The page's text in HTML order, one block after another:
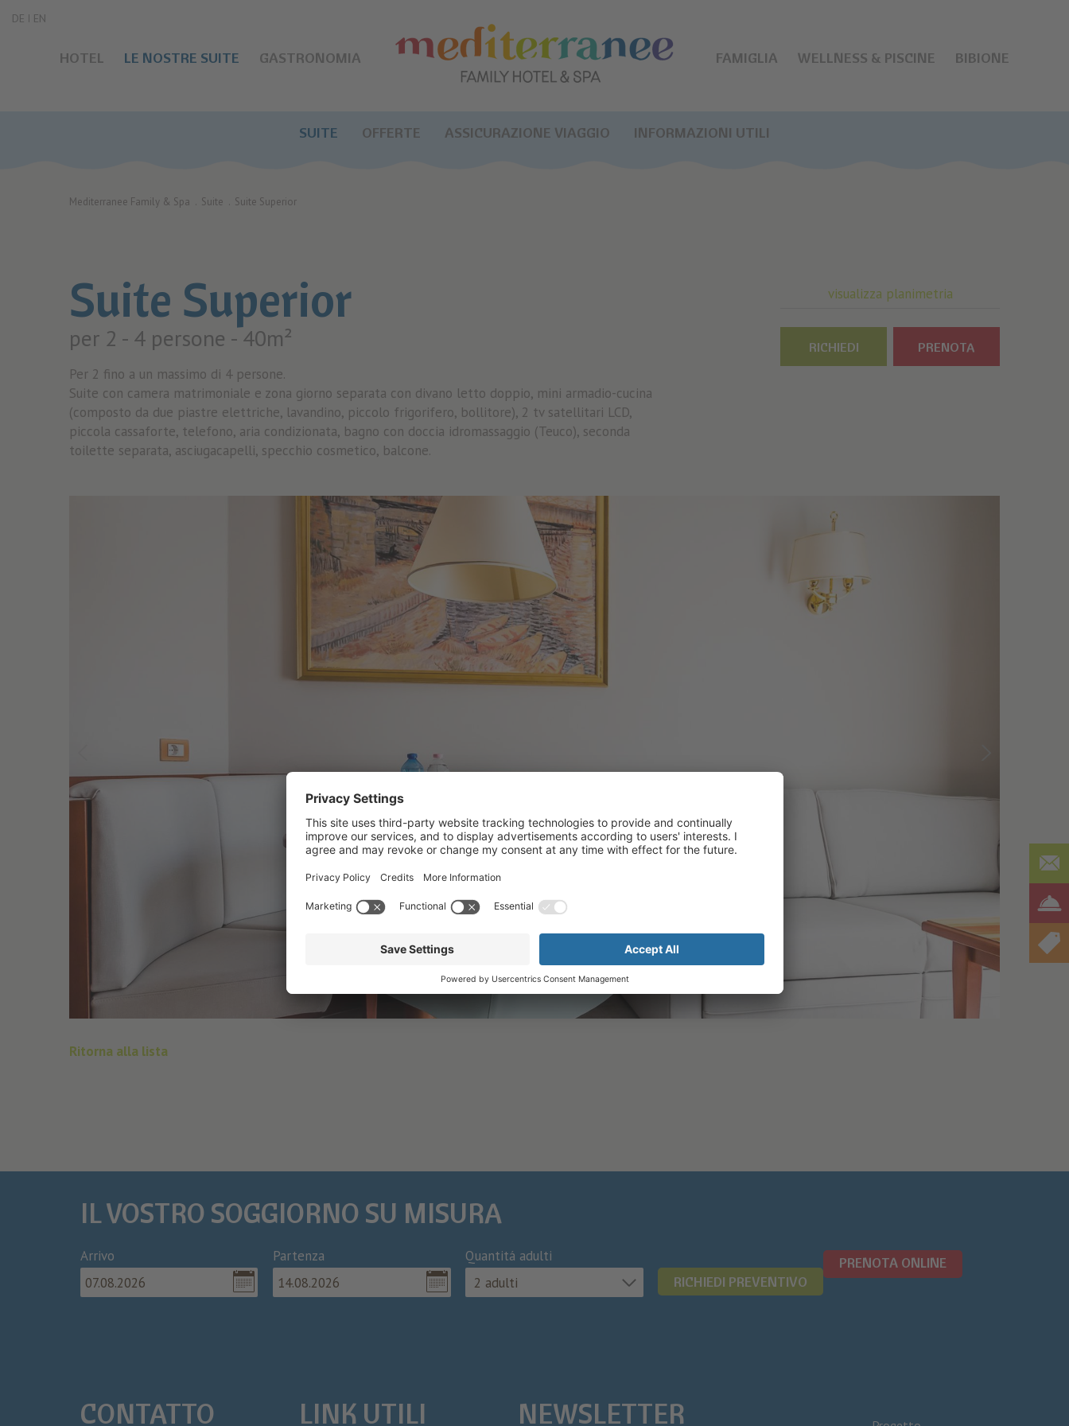
DE EN
HOTEL LE NOSTRE SUITE GASTRONOMIA FAMIGLIA WELLNESS & PISCINE BIBIONE
SUITE OFFERTE ASSICURAZIONE VIAGGIO INFORMAZIONI UTILI
Mediterranee Family & Spa . Suite . Suite Superior
Suite Superior
per 2 - 4 persone - 40m²
Per 2 fino a un massimo di 4 persone.
Suite con camera matrimoniale e zona giorno separata con divano letto doppio, mini armadio-cucina
(composto da due piastre elettriche, lavandino, piccolo frigorifero, bollitore), 2 tv satellitari LCD,
piccola cassaforte, telefono, aria condizionata, bagno con doccia idromassaggio (Teuco), seconda
toilette separata, asciugacapelli, specchio cosmetico, balcone.
visualizza planimetria
RICHIEDI PRENOTA
Ritorna alla lista
IL VOSTRO SOGGIORNO SU MISURA
Arrivo Partenza
Quantitá adulti
2 adulti
RICHIEDI PREVENTIVO
PRENOTA ONLINE
CONTATTO LINK UTILI NEWSLETTER